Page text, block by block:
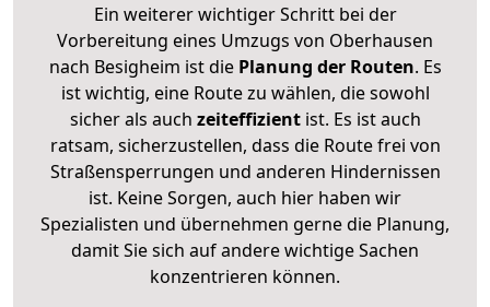
Ein weiterer wichtiger Schritt bei der
Vorbereitung eines Umzugs von Oberhausen
nach Besigheim ist diePlanung der Routen. Es
ist wichtig, eine Route zu wählen, die sowohl
sicher als auch zeiteffizientist. Es ist auch
ratsam, sicherzustellen, dass die Route frei von
Straßensperrungen und anderen Hindernissen
ist. Keine Sorgen, auch hier haben wir
Spezialisten und übernehmen gerne die Planung,
damit Sie sich auf andere wichtige Sachen
konzentrieren können.